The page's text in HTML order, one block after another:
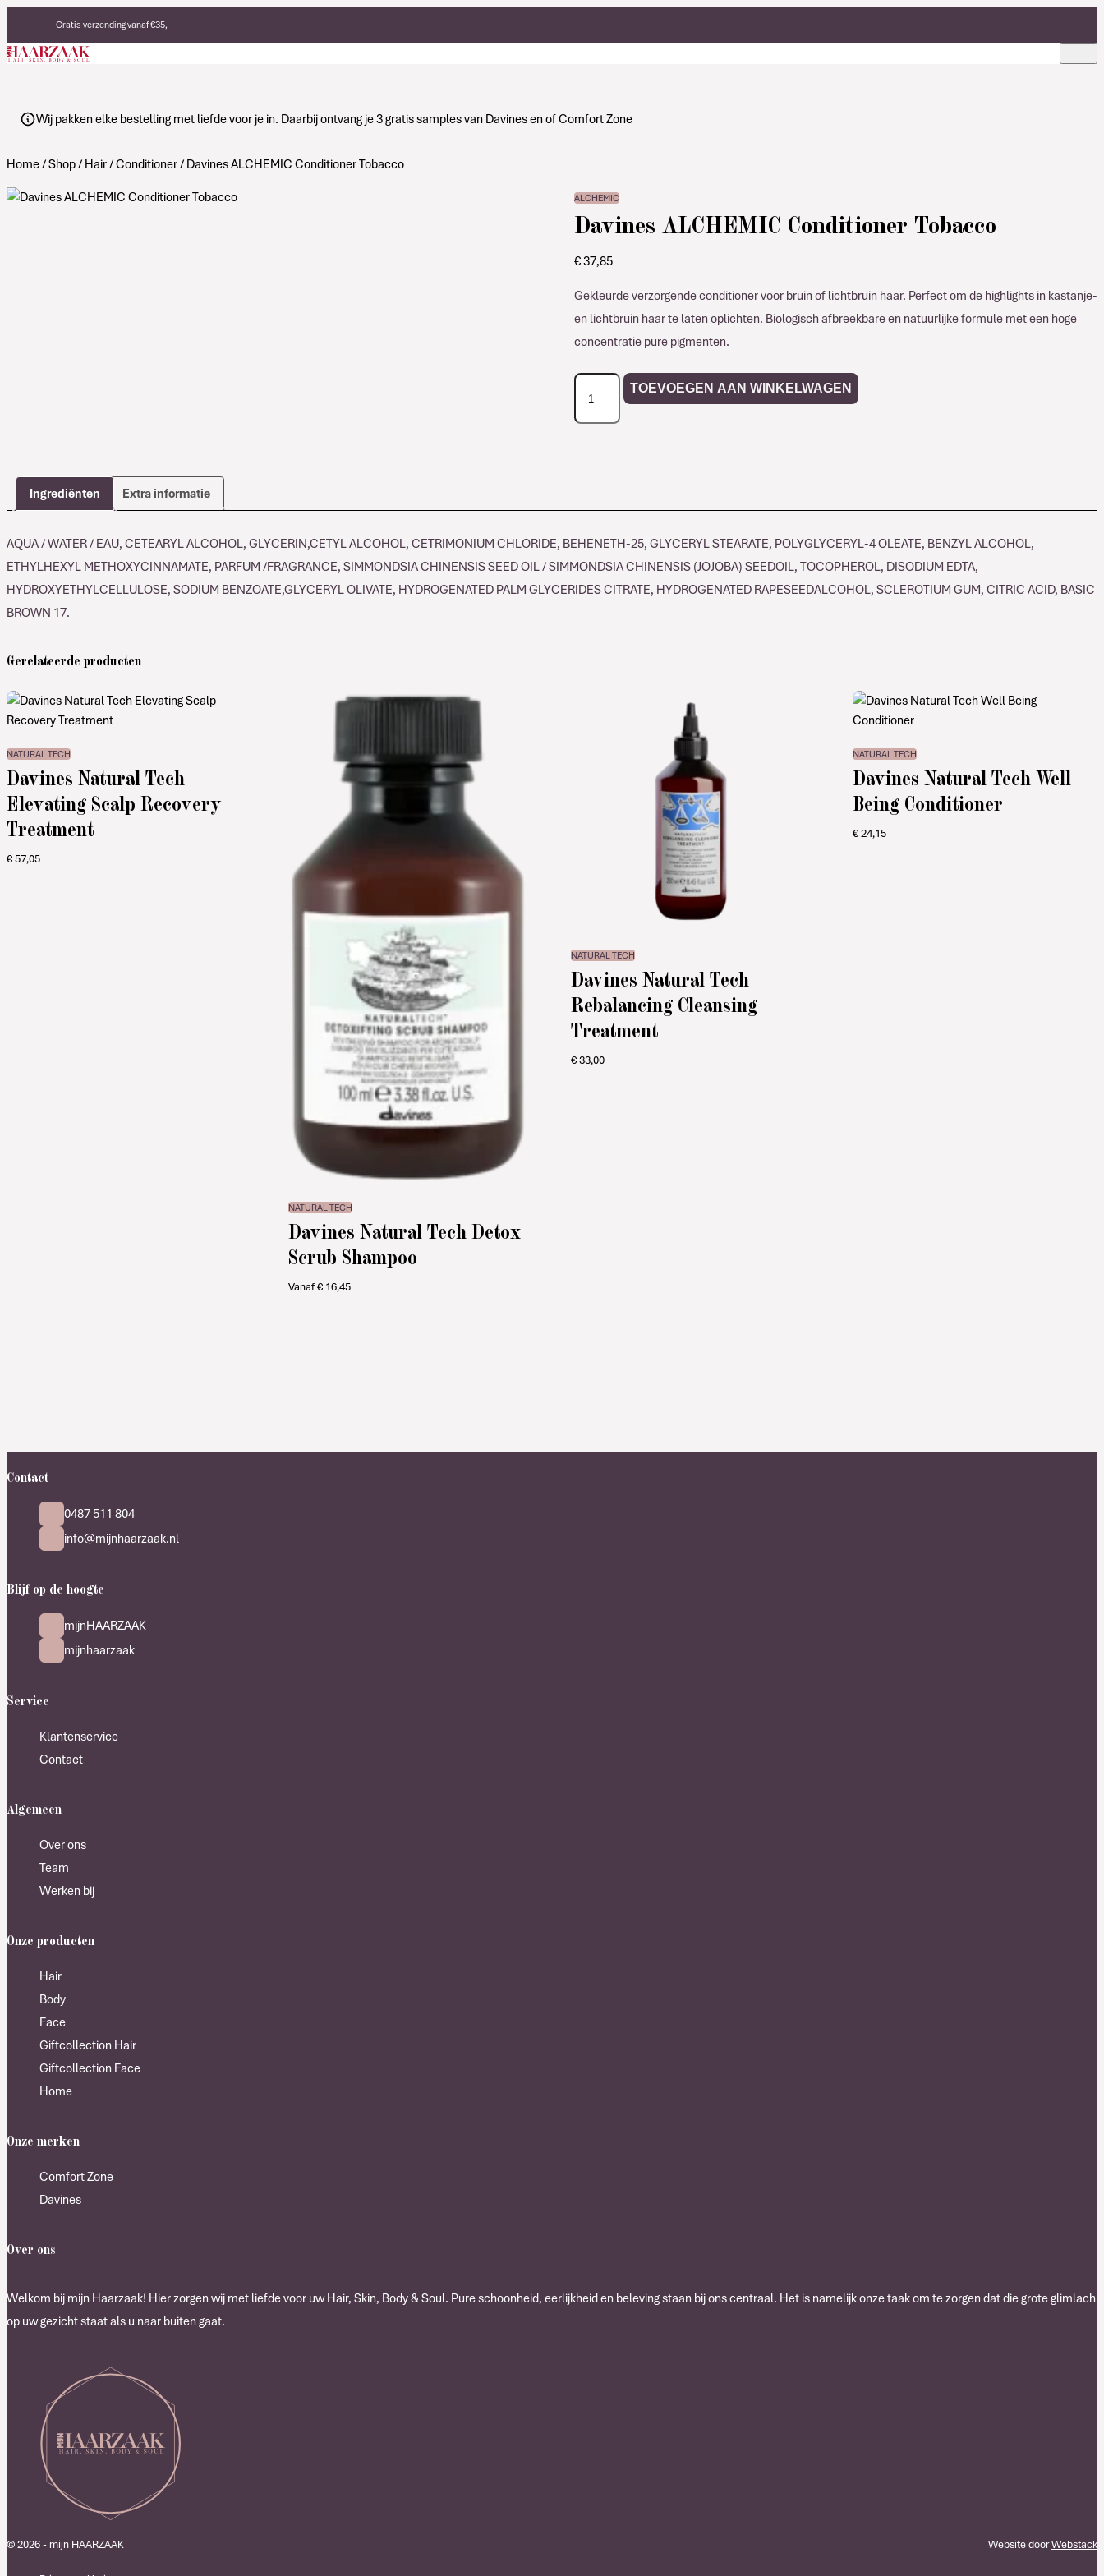
Gratis verzending vanaf €35,-
Eerlijke, duurzame producten
Made in Italy
Wij pakken elke bestelling met liefde voor je in. Daarbij ontvang je 3 gratis samples van Davines en of Comfort Zone
Home/Shop/ Hair/Conditioner/ Davines ALCHEMIC Conditioner Tobacco
ALCHEMIC
Davines ALCHEMIC Conditioner Tobacco
€37,85
Gekleurde verzorgende conditioner voor bruin of lichtbruin haar. Perfect om de highlights in kastanje-
en lichtbruin haar te laten oplichten. Biologisch afbreekbare en natuurlijke formule met een hoge
concentratie pure pigmenten.
Davines
ALCHEMIC
Conditioner
TOEVOEGEN AAN WINKELWAGEN
Ingrediënten Extra informatie
AQUA / WATER / EAU, CETEARYL ALCOHOL, GLYCERIN,CETYL ALCOHOL, CETRIMONIUM CHLORIDE, BEHENETH-25, GLYCERYL STEARATE, POLYGLYCERYL-4 OLEATE, BENZYL ALCOHOL,
ETHYLHEXYL METHOXYCINNAMATE, PARFUM /FRAGRANCE, SIMMONDSIA CHINENSIS SEED OIL / SIMMONDSIA CHINENSIS (JOJOBA) SEEDOIL, TOCOPHEROL, DISODIUM EDTA,
HYDROXYETHYLCELLULOSE, SODIUM BENZOATE,GLYCERYL OLIVATE, HYDROGENATED PALM GLYCERIDES CITRATE, HYDROGENATED RAPESEEDALCOHOL, SCLEROTIUM GUM, CITRIC ACID, BASIC
BROWN 17.
Gerelateerde producten
NATURAL TECH
Davines Natural Tech
Elevating Scalp Recovery
Treatment
€57,05
NATURAL TECH
Davines Natural Tech Detox
Scrub Shampoo
Vanaf€ 16,45
NATURAL TECH
Davines Natural Tech
Rebalancing Cleansing
Treatment
€33,00
NATURAL TECH
Davines Natural Tech Well
Being Conditioner
€24,15
Contact
0487 511 804
info@mijnhaarzaak.nl
Blijf op de hoogte
mijnHAARZAAK
mijnhaarzaak
Service
Klantenservice
Contact
Algemeen
Over ons
Team
Werken bij
Onze producten
Hair
Body
Face
Giftcollection Hair
Giftcollection Face
Home
Onze merken
Comfort Zone
Davines
Over ons
Welkom bij mijn Haarzaak! Hier zorgen wij met liefde voor uw Hair, Skin, Body & Soul. Pure schoonheid, eerlijkheid en beleving staan bij ons centraal. Het is namelijk onze taak om te zorgen dat die grote glimlach
op uw gezicht staat als u naar buiten gaat.
© 2026 - mijn HAARZAAK Website doorWebstack